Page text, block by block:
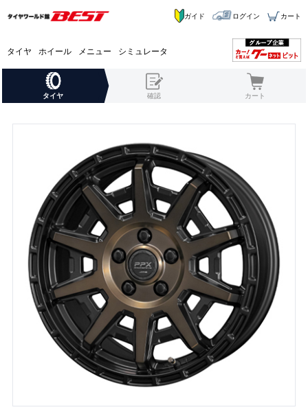
タイヤ ホイール メニュー シミュレータ
ガイド ログイン カート
タイヤ 確認 カート